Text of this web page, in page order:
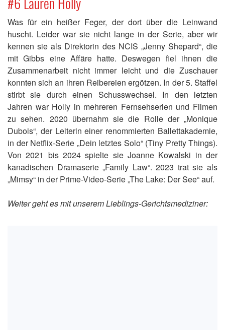
Was für ein heißer Feger, der dort über die Leinwand
huscht. Leider war sie nicht lange in der Serie, aber wir
kennen sie als Direktorin des NCIS „Jenny Shepard“, die
mit Gibbs eine Affäre hatte. Deswegen fiel ihnen die
Zusammenarbeit nicht immer leicht und die Zuschauer
konnten sich an ihren Reibereien ergötzen. In der 5. Staffel
stirbt sie durch einen Schusswechsel. In den letzten
Jahren war Holly in mehreren Fernsehserien und Filmen
zu sehen. 2020 übernahm sie die Rolle der „Monique
Dubois“, der Leiterin einer renommierten Ballettakademie,
in der Netflix-Serie „Dein letztes Solo“ (Tiny Pretty Things).
Von 2021 bis 2024 spielte sie Joanne Kowalski in der
kanadischen Dramaserie „Family Law“. 2023 trat sie als
„Mimsy“ in der Prime-Video-Serie „The Lake: Der See“ auf.
Weiter geht es mit unserem Lieblings-Gerichtsmediziner: